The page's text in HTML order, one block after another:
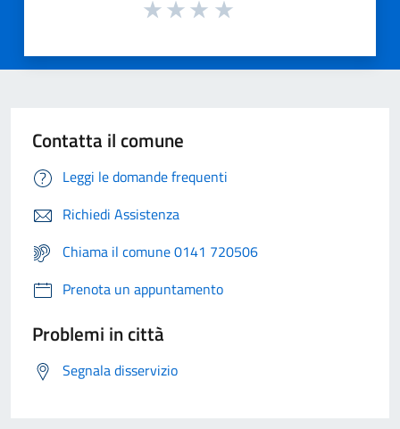
Contatta il comune
Leggi le domande frequenti
Richiedi Assistenza
Chiama il comune 0141 720506
Prenota un appuntamento
Problemi in città
Segnala disservizio